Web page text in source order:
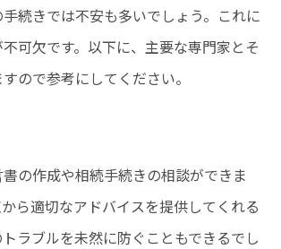
続きでは不安も多いでしょう。これに
可欠です。以下に、主要な専門家とそ
ので参考にしてください。
の作成や相続手続きの相談ができま
ら適切なアドバイスを提供してくれる
ラブルを未然に防ぐこともできるでし